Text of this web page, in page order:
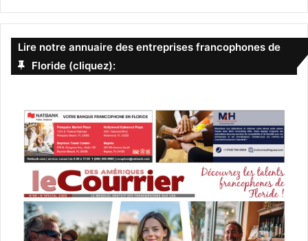
Lire notre annuaire des entreprises francophones de
Floride (cliquez):